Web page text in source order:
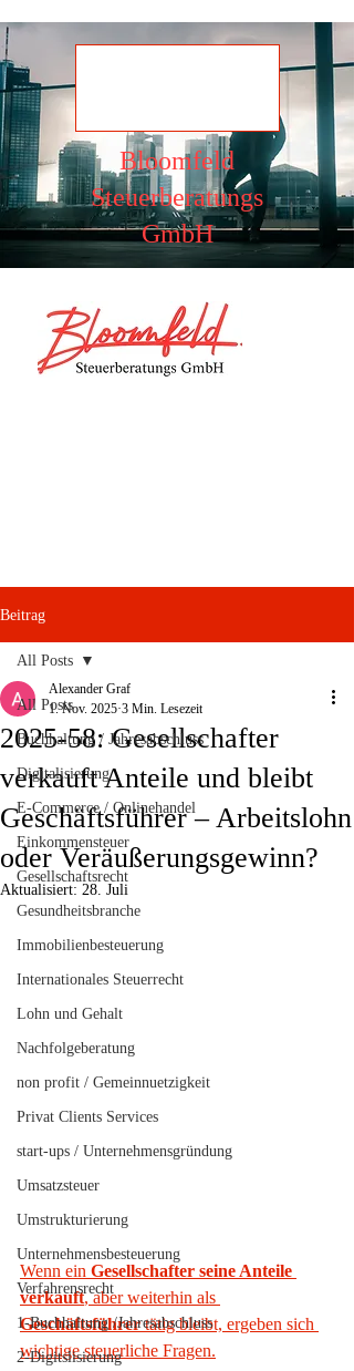
Bloomfeld
Steuerberatungs
GmbH
Beitrag
All Posts
Buchhaltung / Jahresabschluss
Digitalisierung
E-Commerce / Onlinehandel
Einkommensteuer
Gesellschaftsrecht
Gesundheitsbranche
Immobilienbesteuerung
Internationales Steuerrecht
Lohn und Gehalt
Nachfolgeberatung
non profit / Gemeinnuetzigkeit
Privat Clients Services
start-ups / Unternehmensgründung
Umsatzsteuer
Umstrukturierung
Unternehmensbesteuerung
Verfahrensrecht
1-Buchhaltung /Jahresabschluss
2-Digitslisierung
All Posts
2025-58: Gesellschafter
verkauft Anteile und bleibt
Geschäftsführer – Arbeitslohn
oder Veräußerungsgewinn?
Alexander Graf
1. Nov. 2025 3 Min. Lesezeit
Aktualisiert: 28. Juli
Wenn ein Gesellschafter seine Anteile
verkauft, aber weiterhin als
Geschäftsführer tätig bleibt, ergeben sich
wichtige steuerliche Fragen.